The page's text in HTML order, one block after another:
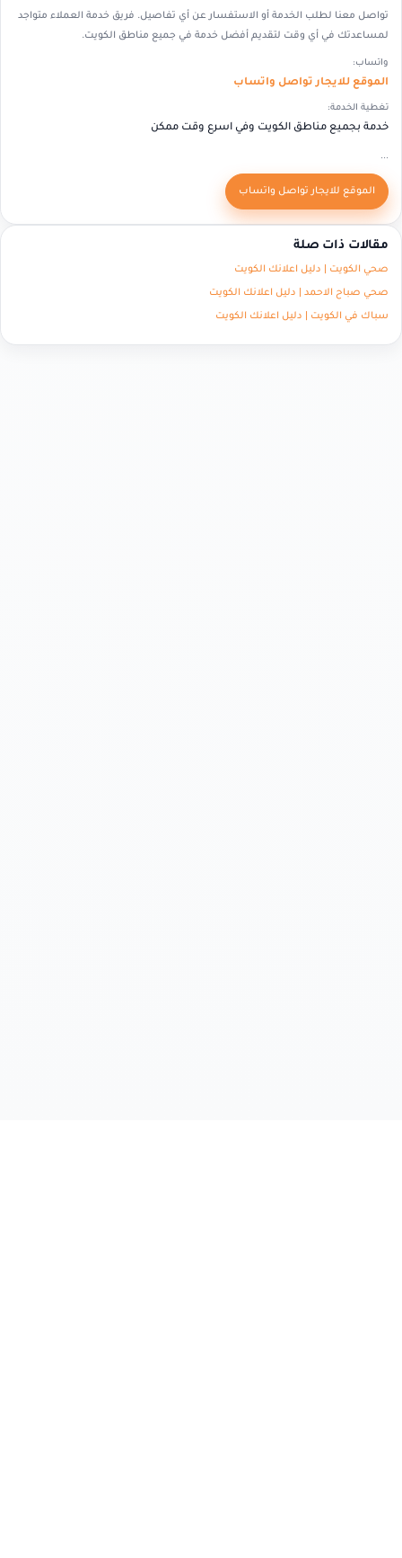
تواصل معنا لطلب الخدمة أو الاستفسار عن أي تفاصيل. فريق خدمة العملاء متواجد
لمساعدتك في أي وقت لتقديم أفضل خدمة في جميع مناطق الكويت.
واتساب:
الموقع للايجار تواصل واتساب
تغطية الخدمة:
خدمة بجميع مناطق الكويت وفي اسرع وقت ممكن
...
الموقع للايجار تواصل واتساب
مقالات ذات صلة
صحي الكويت | دليل اعلانك الكويت
صحي صباح الاحمد | دليل اعلانك الكويت
سباك في الكويت | دليل اعلانك الكويت